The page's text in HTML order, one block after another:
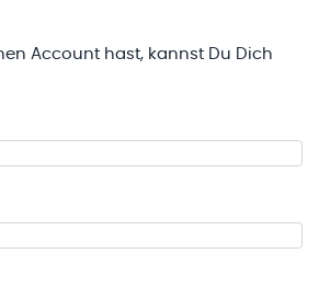
Account hast, kannst Du Dich